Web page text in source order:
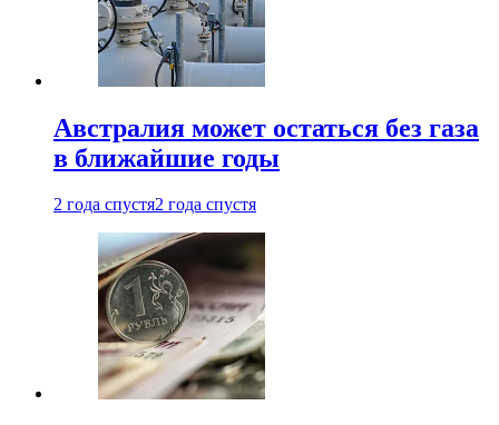
Австралия может остаться без газа
в ближайшие годы
2 года спустя2 года спустя